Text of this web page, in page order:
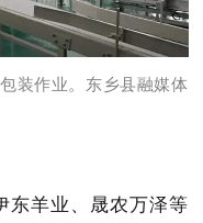
装作业。东乡县融媒体
东羊业、晟农万泽等